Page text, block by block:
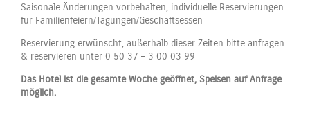
Saisonale Änderungen vorbehalten, individuelle Reservierungen
für Familienfeiern/Tagungen/Geschäftsessen
Reservierung erwünscht, außerhalb dieser Zeiten bitte anfragen
& reservieren unter 0 50 37 – 3 00 03 99
Das Hotel ist die gesamte Woche geöffnet, Speisen auf Anfrage
möglich.